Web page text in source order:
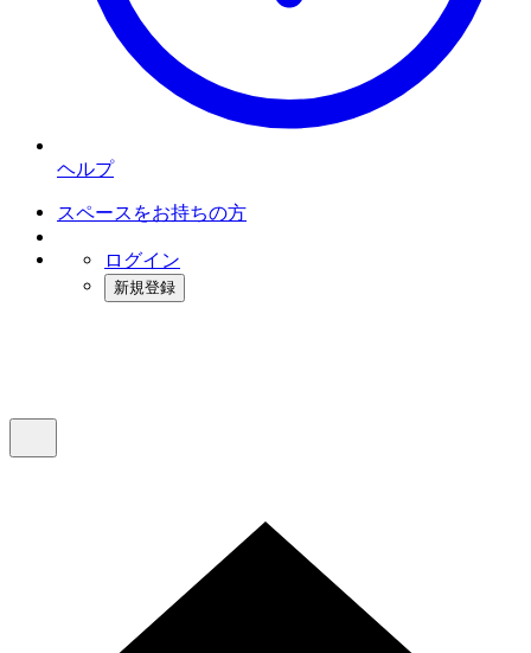
ヘルプ
スペースをお持ちの方
ログイン
新規登録